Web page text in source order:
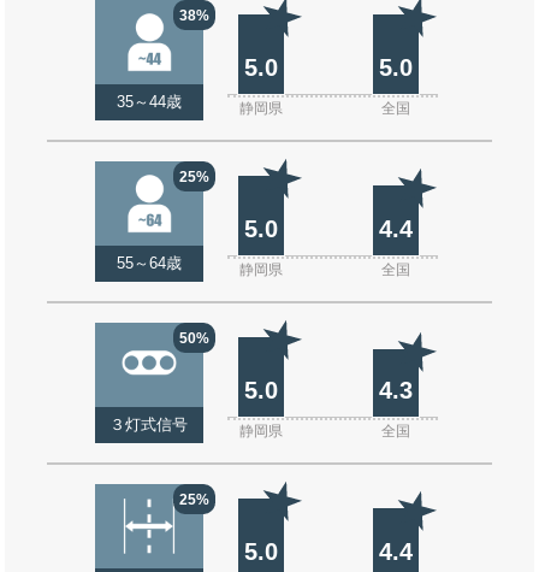
38%
35～44歳
5.0 5.0
静岡県 全国
25%
55～64歳
5.0 4.4
静岡県 全国
50%
３灯式信号
5.0 4.3
静岡県 全国
25%
5.0 4.4